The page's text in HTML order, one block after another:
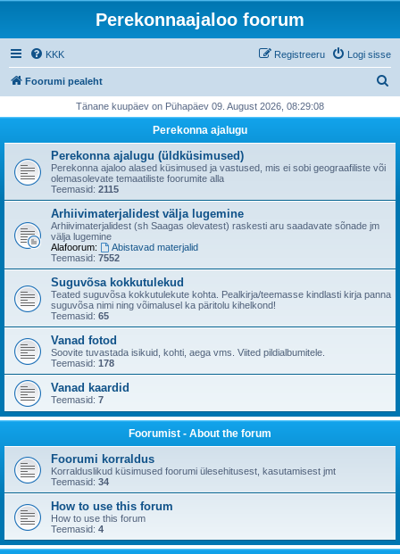
Perekonnaajaloo foorum
KKK Logi sisse
Registreeru
Foorumi pealeht
i
Tänane kuupäev on Pühapäev 09. August 2026, 08:29:08
Perekonna ajalugu
Perekonna ajalugu (üldküsimused)
Perekonna ajaloo alased küsimused ja vastused, mis ei sobi geograafiliste või
olemasolevate temaatiliste foorumite alla
Teemasid: 2115
Arhiivimaterjalidest välja lugemine
Arhiivimaterjalidest (sh Saagas olevatest) raskesti aru saadavate sõnade jm
välja lugemine
Alafoorum:
Abistavad materjalid
Teemasid: 7552
Suguvõsa kokkutulekud
Teated suguvõsa kokkutulekute kohta. Pealkirja/teemasse kindlasti kirja panna
suguvõsa nimi ning võimalusel ka päritolu kihelkond!
Teemasid: 65
Vanad fotod
Soovite tuvastada isikuid, kohti, aega vms. Viited pildialbumitele.
Teemasid: 178
Vanad kaardid
Teemasid: 7
Foorumist - About the forum
Foorumi korraldus
Korralduslikud küsimused foorumi ülesehitusest, kasutamisest jmt
Teemasid: 34
How to use this forum
How to use this forum
Teemasid: 4